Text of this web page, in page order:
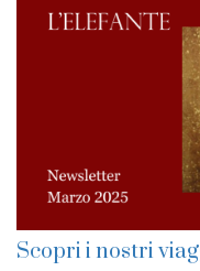
Scopri i nostri